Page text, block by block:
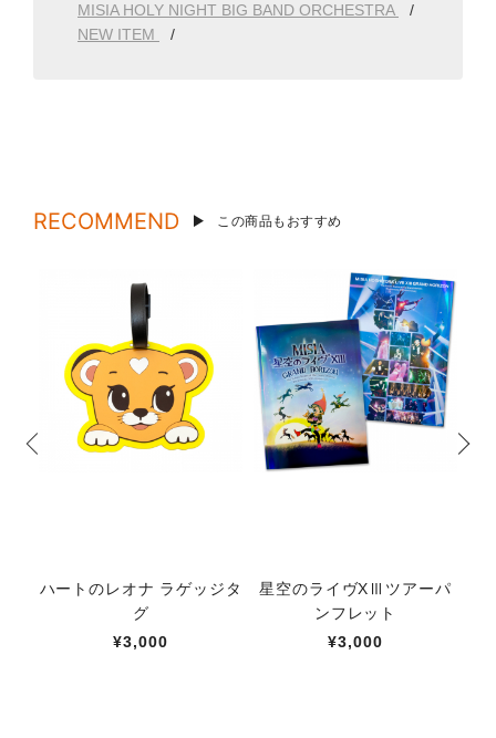
MISIA HOLY NIGHT BIG BAND ORCHESTRA
NEW ITEM
RECOMMEND この商品もおすすめ
ハートのレオナ ラゲッジタ
グ
¥3,000
星空のライヴXⅢツアーパ
ンフレット
¥3,000